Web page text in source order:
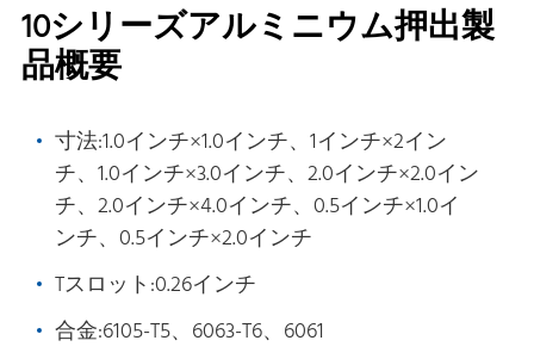
10シリーズアルミニウム押出製
品概要
寸法:1.0インチ×1.0インチ、1インチ×2イン
チ、1.0インチ×3.0インチ、2.0インチ×2.0イン
チ、2.0インチ×4.0インチ、0.5インチ×1.0イ
ンチ、0.5インチ×2.0インチ
Tスロット:0.26インチ
合金:6105-T5、6063-T6、6061